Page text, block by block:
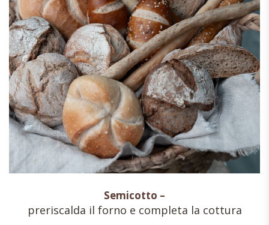
Semicotto –
preriscalda il forno e completa la cottura